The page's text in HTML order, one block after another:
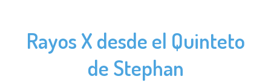
Rayos X desde el Quinteto
de Stephan